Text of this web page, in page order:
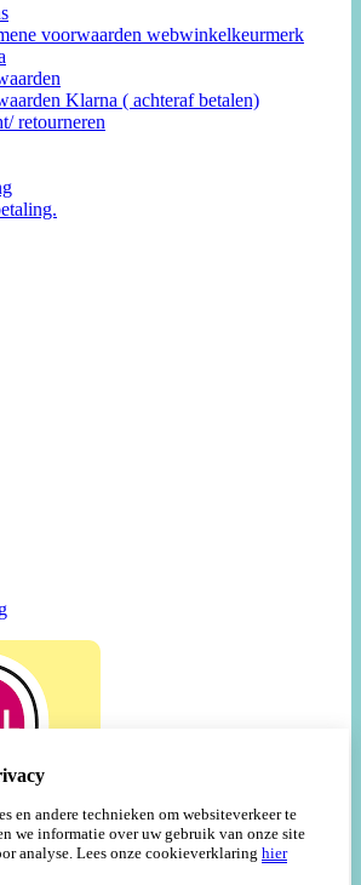
voorwaarden webwinkelkeurmerk
Klarna ( achteraf betalen)
retourneren
en andere technieken om websiteverkeer te
we informatie over uw gebruik van onze site
analyse. Lees onze cookieverklaring hier